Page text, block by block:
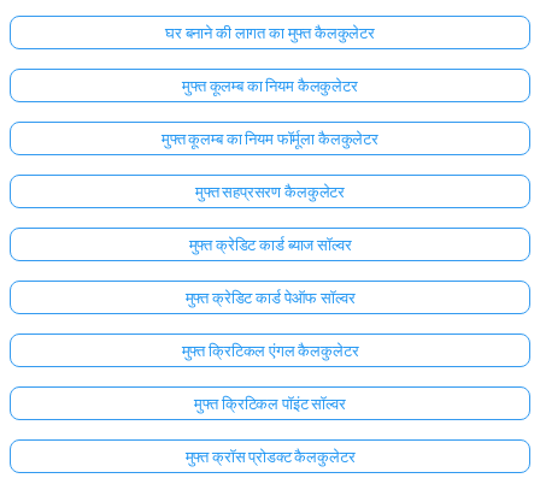
घर बनाने की लागत का मुफ्त कैलकुलेटर
मुफ्त कूलम्ब का नियम कैलकुलेटर
मुफ्त कूलम्ब का नियम फॉर्मूला कैलकुलेटर
मुफ्त सहप्रसरण कैलकुलेटर
मुफ्त क्रेडिट कार्ड ब्याज सॉल्वर
मुफ्त क्रेडिट कार्ड पेऑफ सॉल्वर
मुफ्त क्रिटिकल एंगल कैलकुलेटर
मुफ्त क्रिटिकल पॉइंट सॉल्वर
मुफ्त क्रॉस प्रोडक्ट कैलकुलेटर